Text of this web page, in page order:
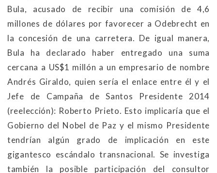
Bula, acusado de recibir una comisión de 4,6
millones de dólares por favorecer a Odebrecht en
la concesión de una carretera. De igual manera,
Bula ha declarado haber entregado una suma
cercana a US$1 millón a un empresario de nombre
Andrés Giraldo, quien sería el enlace entre él y el
Jefe de Campaña de Santos Presidente 2014
(reelección): Roberto Prieto. Esto implicaría que el
Gobierno del Nobel de Paz y el mismo Presidente
tendrían algún grado de implicación en este
gigantesco escándalo transnacional. Se investiga
también la posible participación del consultor